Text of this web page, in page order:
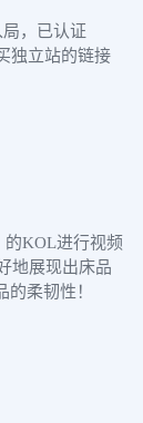
，已认证
独立站的链接
KOL进行视频
地展现出床品
柔韧性！